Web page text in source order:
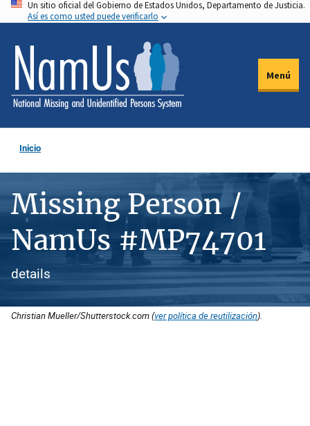
Pasar
al
contenido
principal
Un sitio oficial del Gobierno de Estados Unidos, Departamento de Justicia.
Así es como usted puede verificarlo
Menú
Inicio
Missing Person /
NamUs #MP74701
details
Christian Mueller/Shutterstock.com (ver política de reutilización).